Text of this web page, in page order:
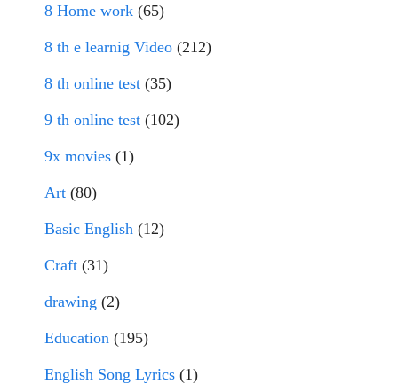
8 Home work (65)
8 th e learnig Video (212)
8 th online test (35)
9 th online test (102)
9x movies (1)
Art (80)
Basic English (12)
Craft (31)
drawing (2)
Education (195)
English Song Lyrics (1)